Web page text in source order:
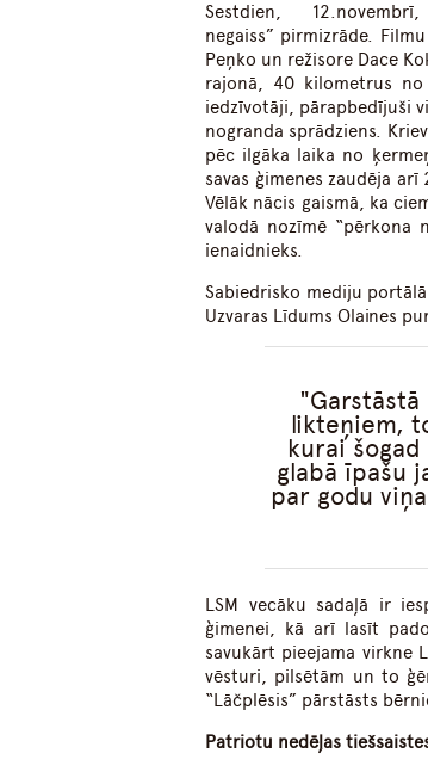
Sestdien,
negaiss” pirmizrāde.
Peņko un režisore Dace
rajonā, 40 kilometrus
iedzīvotāji, pārapbedījuši
nogranda sprādziens.
pēc ilgāka laika no
savas ģimenes zaudēja
Vēlāk nācis gaismā, ka
valodā nozīmē “pērkona
ienaidnieks.
Sabiedrisko mediju
Uzvaras Līdums Olaines
likteņiem,
kurai
glabā īpašu
par godu
LSM vecāku sadaļā ir
ģimenei, kā arī lasīt
savukārt pieejama virkne
vēsturi, pilsētām un to
“Lāčplēsis” pārstāsts
Patriotu nedēļas